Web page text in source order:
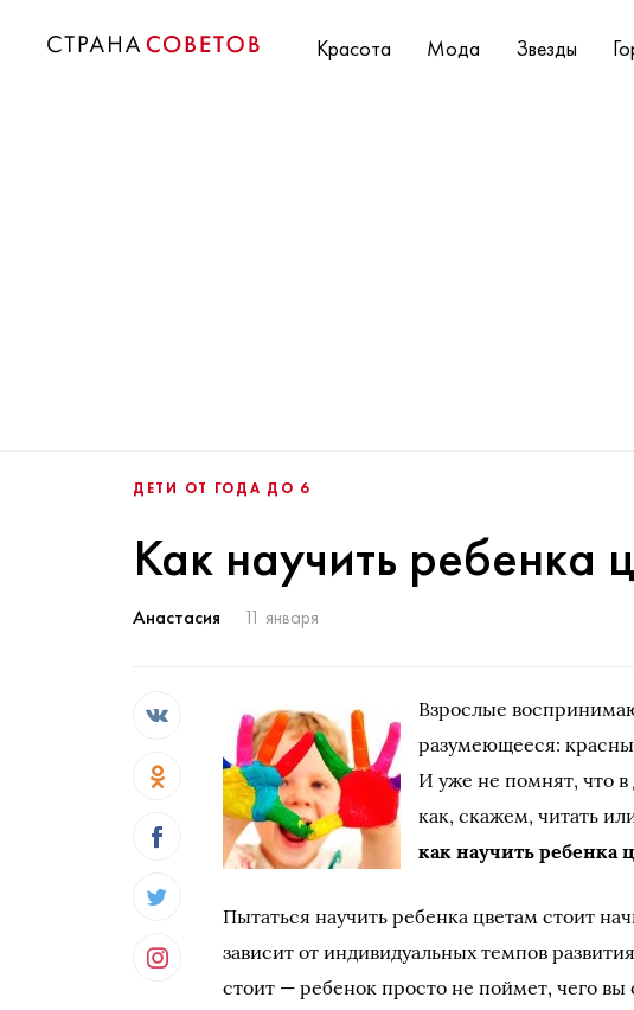
Красота Мода Звезды
ДЕТИ ОТ ГОДА ДО 6
Как научить ребенка
Анастасия 11 января
Взрослые
разумеющееся:
И уже не помнят, что в
как, скажем, читать
как научить ребенка
Пытаться научить ребенка цветам стоит
зависит от индивидуальных темпов
стоит — ребенок просто не поймет, чего вы